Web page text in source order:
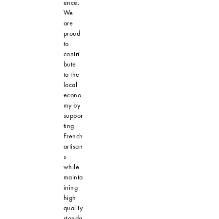
ence.
We
are
proud
to
contri
bute
to the
local
econo
my by
suppor
ting
French
artisan
s
while
mainta
ining
high
quality